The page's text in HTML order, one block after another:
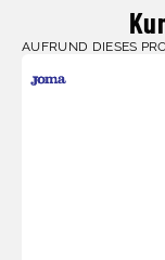
AUFRUND DIESES